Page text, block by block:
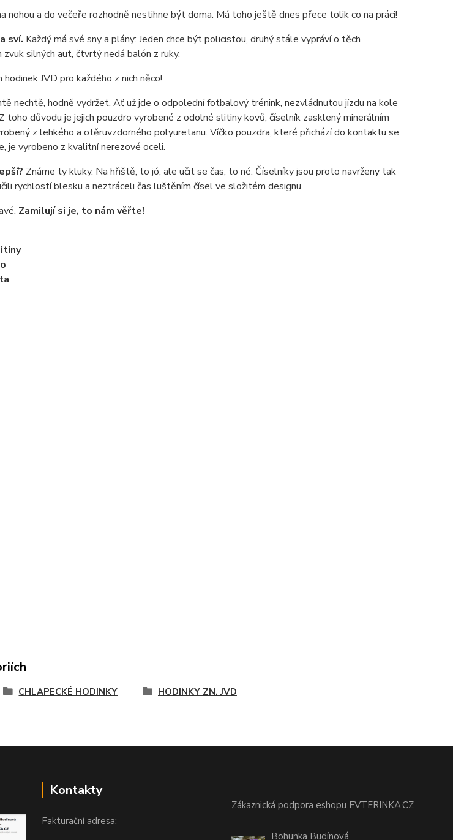
nohou a do večeře rozhodně nestihne být doma. Má toho ještě dnes přece tolik co na práci!
sví. Každý má své sny a plány: Jeden chce být policistou, druhý stále vypráví o těch
silných aut, čtvrtý nedá balón z ruky.
JVD pro každého z nich něco!
nechtě, hodně vydržet. Ať už jde o odpolední fotbalový trénink, nezvládnutou jízdu na kole
toho důvodu je jejich pouzdro vyrobené z odolné slitiny kovů, číselník zasklený minerálním
z lehkého a otěruvzdorného polyuretanu. Víčko pouzdra, které přichází do kontaktu se
je vyrobeno z kvalitní nerezové oceli.
Známe ty kluky. Na hřiště, to jó, ale učit se čas, to né. Číselníky jsou proto navrženy tak
rychlostí blesku a neztráceli čas luštěním čísel ve složitém designu.
Zamilují si je, to nám věřte!
CHLAPECKÉ HODINKY HODINKY ZN. JVD
Kontakty
Fakturační adresa:
Zákaznická podpora eshopu EVTERINKA.CZ
Bohunka Budínová